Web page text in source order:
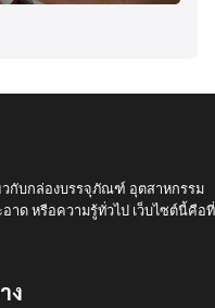
กับกล่องบรรจุภัณฑ์ อุตสาหกรรม
าด หรือความรู้ทั่วไป เว็บไซต์นี้คือที่
ง